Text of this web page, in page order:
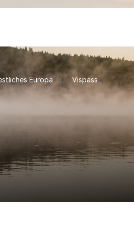
Europa Vispass